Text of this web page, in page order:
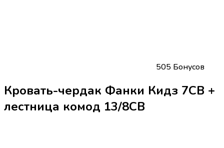
505 Бонусов
Кровать-чердак Фанки Кидз 7СВ +
лестница комод 13/8СВ